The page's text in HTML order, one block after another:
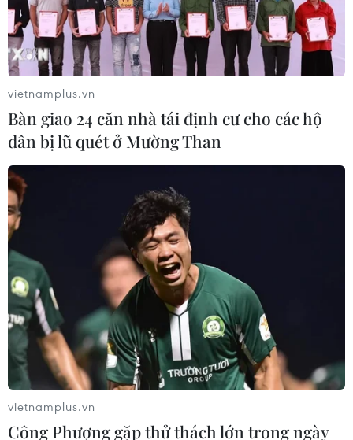
vietnamplus.vn
Bàn giao 24 căn nhà tái định cư cho các hộ
dân bị lũ quét ở Mường Than
vietnamplus.vn
Công Phượng gặp thử thách lớn trong ngày